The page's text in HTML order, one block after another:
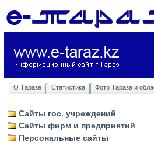
О Таразе Статистика Фото Тараза и
Сайты гос. учреждений
Сайты фирм и предприятий
Персональные сайты